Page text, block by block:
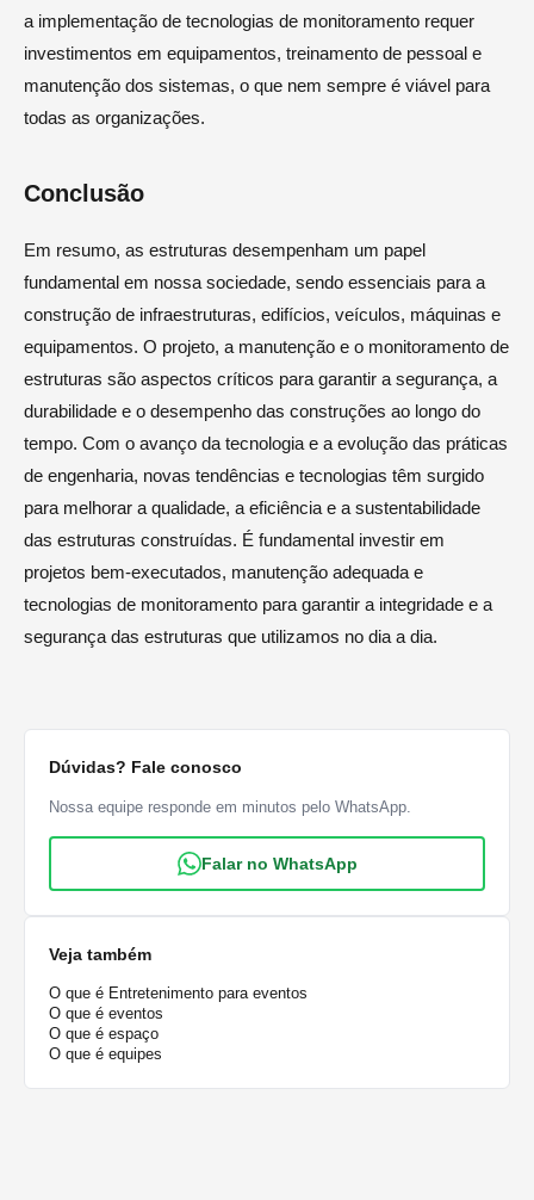
a implementação de tecnologias de monitoramento requer
investimentos em equipamentos, treinamento de pessoal e
manutenção dos sistemas, o que nem sempre é viável para
todas as organizações.
Conclusão
Em resumo, as estruturas desempenham um papel
fundamental em nossa sociedade, sendo essenciais para a
construção de infraestruturas, edifícios, veículos, máquinas e
equipamentos. O projeto, a manutenção e o monitoramento de
estruturas são aspectos críticos para garantir a segurança, a
durabilidade e o desempenho das construções ao longo do
tempo. Com o avanço da tecnologia e a evolução das práticas
de engenharia, novas tendências e tecnologias têm surgido
para melhorar a qualidade, a eficiência e a sustentabilidade
das estruturas construídas. É fundamental investir em
projetos bem-executados, manutenção adequada e
tecnologias de monitoramento para garantir a integridade e a
segurança das estruturas que utilizamos no dia a dia.
Dúvidas? Fale conosco
Nossa equipe responde em minutos pelo WhatsApp.
Falar no WhatsApp
Veja também
O que é Entretenimento para eventos
O que é eventos
O que é espaço
O que é equipes